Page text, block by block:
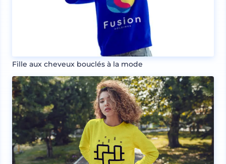
Fille aux cheveux bouclés à la mode